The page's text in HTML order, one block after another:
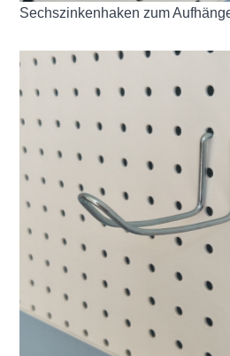
Sechszinkenhaken zum